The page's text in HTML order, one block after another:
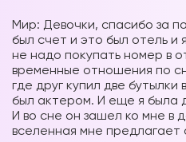
Мир: Девочки, спасибо за
был счет и это был отель и
не надо покупать номер в
временные отношения по
где друг купил две
был актером. И еще я была
И во сне он зашел ко мне в
вселенная мне предлагает